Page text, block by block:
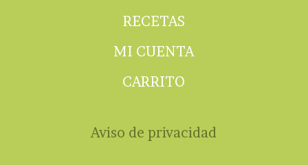
RECETAS
MI CUENTA
CARRITO
Aviso de privacidad